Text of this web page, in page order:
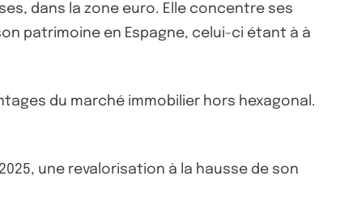
dans la zone euro. Elle concentre ses
patrimoine en Espagne, celui-ci étant à à
du marché immobilier hors hexagonal.
une revalorisation à la hausse de son